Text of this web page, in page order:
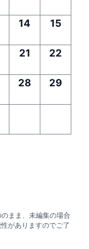
14 15
21 22
28 29
まま、未編集の場合
がありますのでご了